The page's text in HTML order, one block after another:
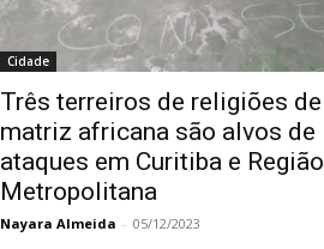
Cidade
Três terreiros de religiões de
matriz africana são alvos de
ataques em Curitiba e Região
Metropolitana
Nayara Almeida - 05/12/2023